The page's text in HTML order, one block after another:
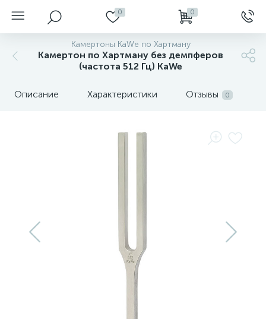
0 0
Камертоны KaWe по Хартману
Камертон по Хартману без демпферов
(частота 512 Гц) KaWe
Описание Характеристики Отзывы 0